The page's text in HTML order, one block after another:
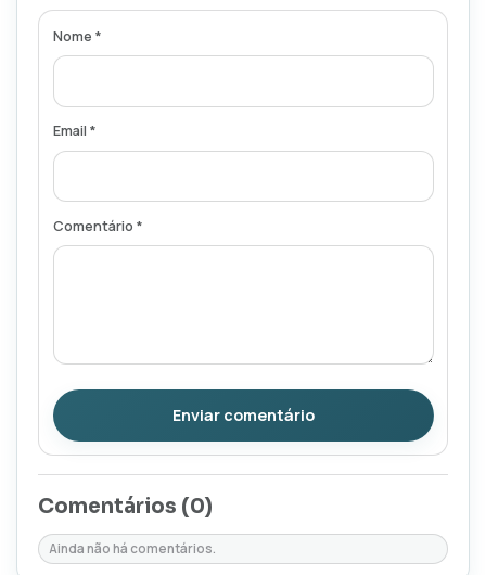
Nome *
Email *
Comentário *
Enviar comentário
Comentários (0)
Ainda não há comentários.